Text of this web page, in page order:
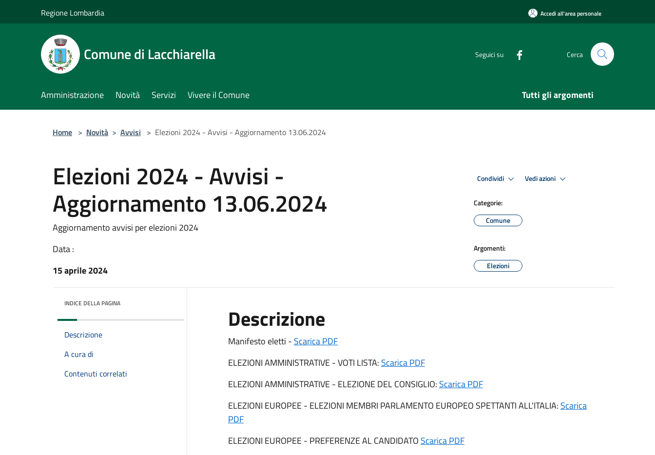
Regione Lombardia Accedi all'area personale
Comune di Lacchiarella Seguici su Cerca
Amministrazione Novità Servizi Vivere il Comune Tutti gli argomenti
Home > Novità > Avvisi > Elezioni 2024 - Avvisi - Aggiornamento 13.06.2024
Elezioni 2024 - Avvisi -
Aggiornamento 13.06.2024
Aggiornamento avvisi per elezioni 2024
Data :
15 aprile 2024
Condividi Vedi azioni
Categorie:
Comune
Argomenti:
Elezioni
INDICE DELLA PAGINA
Descrizione
A cura di
Contenuti correlati
Descrizione
Manifesto eletti - Scarica PDF
ELEZIONI AMMINISTRATIVE - VOTI LISTA: Scarica PDF
ELEZIONI AMMINISTRATIVE - ELEZIONE DEL CONSIGLIO: Scarica PDF
ELEZIONI EUROPEE - ELEZIONI MEMBRI PARLAMENTO EUROPEO SPETTANTI ALL'ITALIA: Scarica
PDF
ELEZIONI EUROPEE - PREFERENZE AL CANDIDATO Scarica PDF